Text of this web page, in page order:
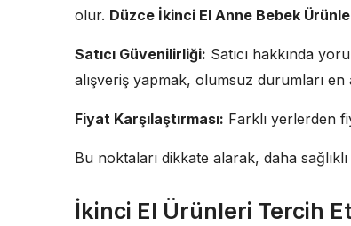
olur. Düzce İkinci El Anne Bebek
Satıcı Güvenilirliği: Satıcı hakkında
alışveriş yapmak, olumsuz durumları en
Fiyat Karşılaştırması: Farklı yerlerden
Bu noktaları dikkate alarak, daha
İkinci El Ürünleri Tercih